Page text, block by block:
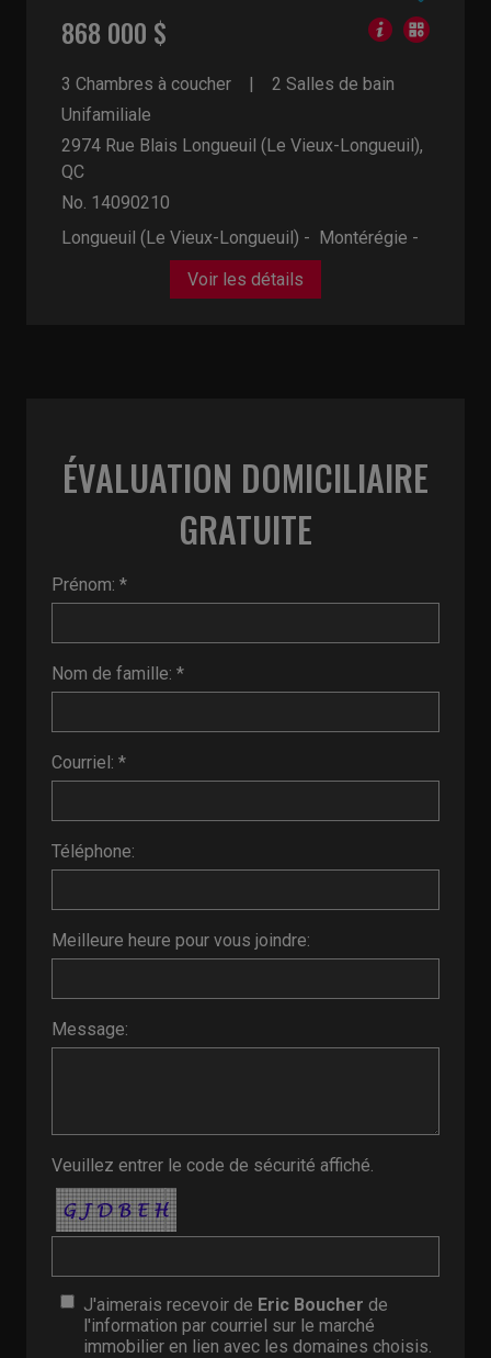
868 000 $
3 Chambres à coucher
2 Salles de bain
Unifamiliale
2974 Rue Blais Longueuil (Le Vieux-Longueuil),
QC
No. 14090210
Longueuil (Le Vieux-Longueuil) - Montérégie -
Voir les détails
ÉVALUATION DOMICILIAIRE
GRATUITE
Prénom: *
Nom de famille: *
Courriel: *
Téléphone:
Meilleure heure pour vous joindre:
Message:
Veuillez entrer le code de sécurité affiché.
J'aimerais recevoir de Eric Boucher de
l'information par courriel sur le marché
immobilier en lien avec les domaines choisis.